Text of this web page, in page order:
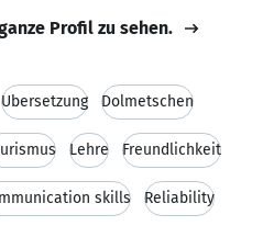
Profil zu sehen.
Übersetzung Dolmetschen
Lehre Freundlichkeit
skills Reliability